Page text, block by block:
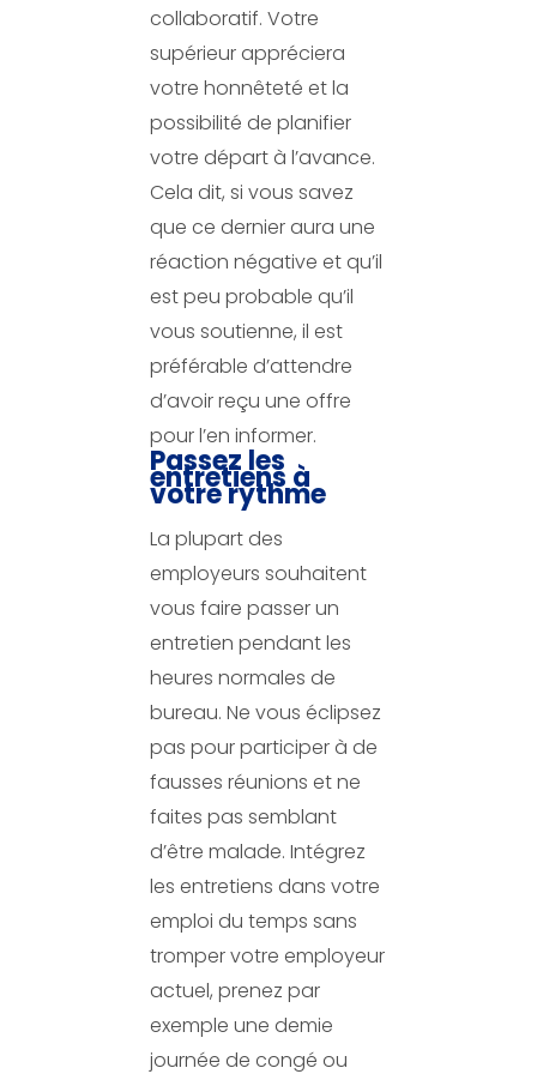
collaboratif. Votre
supérieur appréciera
votre honnêteté et la
possibilité de planifier
votre départ à l’avance.
Cela dit, si vous savez
que ce dernier aura une
réaction négative et qu’il
est peu probable qu’il
vous soutienne, il est
préférable d’attendre
d’avoir reçu une offre
pour l’en informer.
Passez les
entretiens à
votre rythme
La plupart des
employeurs souhaitent
vous faire passer un
entretien pendant les
heures normales de
bureau. Ne vous éclipsez
pas pour participer à de
fausses réunions et ne
faites pas semblant
d’être malade. Intégrez
les entretiens dans votre
emploi du temps sans
tromper votre employeur
actuel, prenez par
exemple une demie
journée de congé ou